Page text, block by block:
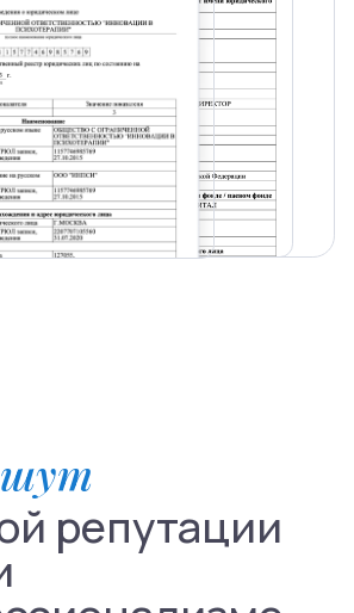
Контакты